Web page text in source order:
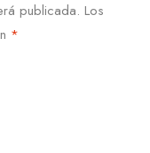
publicada. Los
*